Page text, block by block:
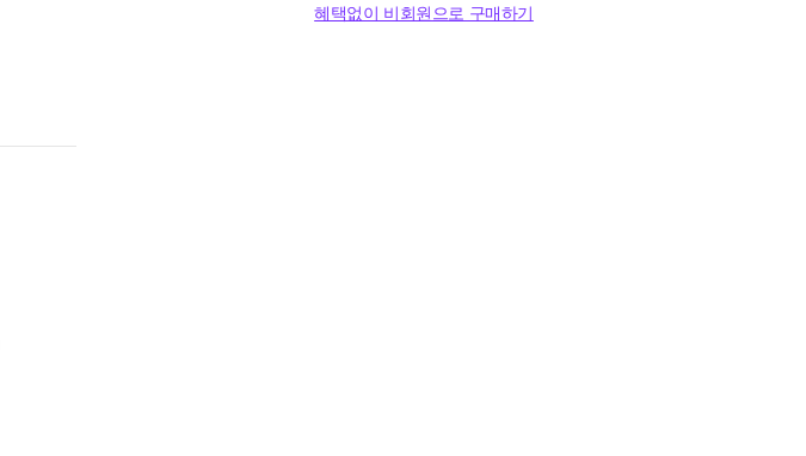
혜택없이 비회원으로 구매하기